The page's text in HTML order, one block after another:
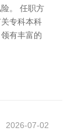
。 任职方
专科本科
有丰富的
2026-07-02